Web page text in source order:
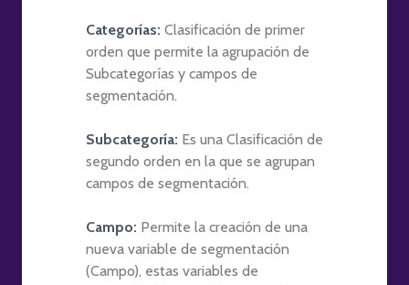
Categorías: Clasificación de primer
orden que permite la agrupación de
Subcategorías y campos de
segmentación.
Subcategoría: Es una Clasificación de
segundo orden en la que se agrupan
campos de segmentación.
Campo: Permite la creación de una
nueva variable de segmentación
(Campo), estas variables de